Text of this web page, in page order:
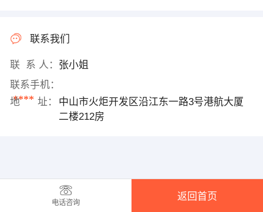
联系我们
联 系 人： 张小姐
联系手机：
****
地 址：
中山市火炬开发区沿江东一路3号港航大厦
二楼212房
电话咨询
返回首页